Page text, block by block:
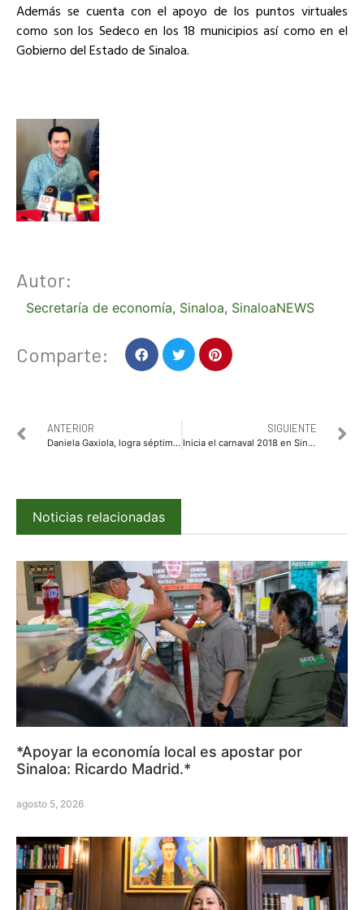
Además se cuenta con el apoyo de los puntos virtuales
como son los Sedeco en los 18 municipios así como en el
Gobierno del Estado de Sinaloa.
Autor:
Secretaría de economía, Sinaloa, SinaloaNEWS
Comparte:
ANTERIOR
Daniela Gaxiola, logra séptimo lugar en el mundial de Ciclismo
SIGUIENTE
Inicia el carnaval 2018 en Sinaloa de Leyva
Noticias relacionadas
*Apoyar la economía local es apostar por
Sinaloa: Ricardo Madrid.*
agosto 5, 2026